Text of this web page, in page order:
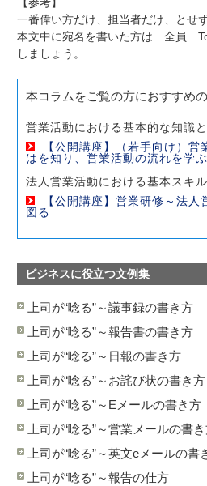
【参考】
一番偉い方だけ、担当者だけ、とせ
本文中に宛名を書いた方は 全員
しましょう。
本コラムをご覧の方におすすめ
営業活動における基本的な知識
【公開講座】（若手向け）
はを知り、営業活動の流れを学ぶ
法人営業活動における基本スキ
【公開講座】営業研修～法
図る
ビジネスに役立つ文例集
上司が“唸る”～議事録の書き方
上司が“唸る”～報告書の書き方
上司が“唸る”～日報の書き方
上司が“唸る”～お詫び状の書き方
上司が“唸る”～Eメールの書き方
上司が“唸る”～営業メールの書
上司が“唸る”～英文eメールの書
上司が“唸る”～報告の仕方